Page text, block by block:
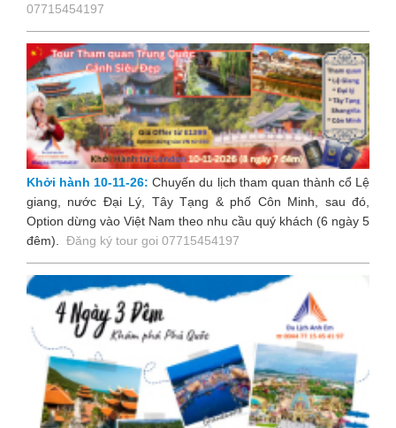
07715454197
Khởi hành 10-11-26: Chuyến du lịch tham quan thành cổ Lệ
giang, nước Đại Lý, Tây Tạng & phố Côn Minh, sau đó,
Option dừng vào Việt Nam theo nhu cầu quý khách (6 ngày 5
đêm).
Đăng ký tour goi 07715454197